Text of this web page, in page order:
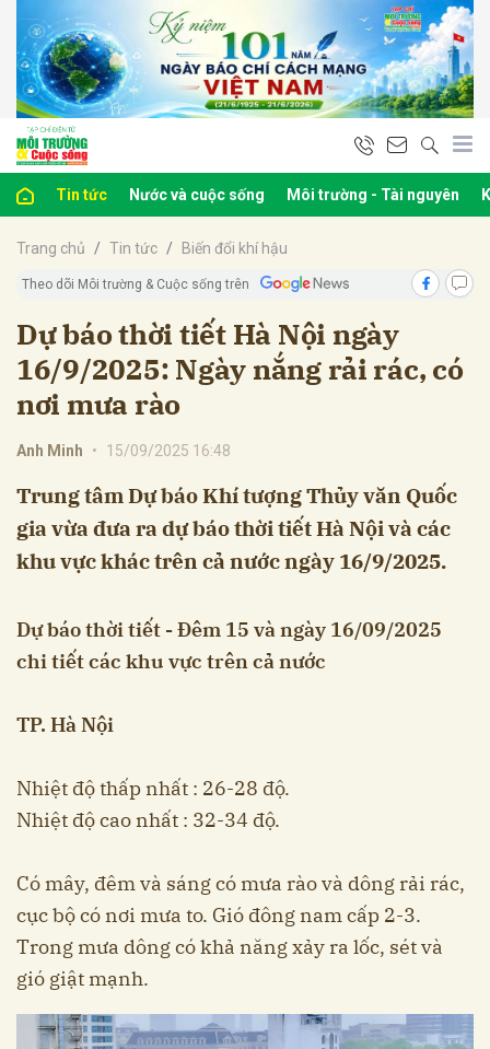
Tin tức Nước và cuộc sống Môi trường - Tài nguyên
Trang chủ Tin tức Biến đổi khí hậu
Theo dõi Môi trường & Cuộc sống trên
Dự báo thời tiết Hà Nội ngày
16/9/2025: Ngày nắng rải rác, có
nơi mưa rào
Anh Minh • 15/09/2025 16:48
Trung tâm Dự báo Khí tượng Thủy văn Quốc
gia vừa đưa ra dự báo thời tiết Hà Nội và các
khu vực khác trên cả nước ngày 16/9/2025.
Dự báo thời tiết - Đêm 15 và ngày 16/09/2025
chi tiết các khu vực trên cả nước
TP. Hà Nội
Nhiệt độ thấp nhất : 26-28 độ.
Nhiệt độ cao nhất : 32-34 độ.
Có mây, đêm và sáng có mưa rào và dông rải rác,
cục bộ có nơi mưa to. Gió đông nam cấp 2-3.
Trong mưa dông có khả năng xảy ra lốc, sét và
gió giật mạnh.
luận
Hủy